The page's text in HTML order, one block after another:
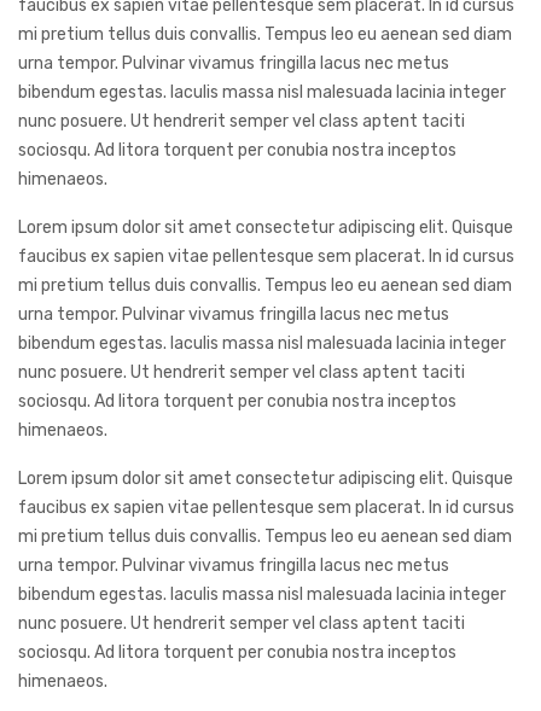
faucibus ex sapien vitae pellentesque sem placerat. In id cursus
mi pretium tellus duis convallis. Tempus leo eu aenean sed diam
urna tempor. Pulvinar vivamus fringilla lacus nec metus
bibendum egestas. Iaculis massa nisl malesuada lacinia integer
nunc posuere. Ut hendrerit semper vel class aptent taciti
sociosqu. Ad litora torquent per conubia nostra inceptos
himenaeos.
Lorem ipsum dolor sit amet consectetur adipiscing elit. Quisque
faucibus ex sapien vitae pellentesque sem placerat. In id cursus
mi pretium tellus duis convallis. Tempus leo eu aenean sed diam
urna tempor. Pulvinar vivamus fringilla lacus nec metus
bibendum egestas. Iaculis massa nisl malesuada lacinia integer
nunc posuere. Ut hendrerit semper vel class aptent taciti
sociosqu. Ad litora torquent per conubia nostra inceptos
himenaeos.
Lorem ipsum dolor sit amet consectetur adipiscing elit. Quisque
faucibus ex sapien vitae pellentesque sem placerat. In id cursus
mi pretium tellus duis convallis. Tempus leo eu aenean sed diam
urna tempor. Pulvinar vivamus fringilla lacus nec metus
bibendum egestas. Iaculis massa nisl malesuada lacinia integer
nunc posuere. Ut hendrerit semper vel class aptent taciti
sociosqu. Ad litora torquent per conubia nostra inceptos
himenaeos.